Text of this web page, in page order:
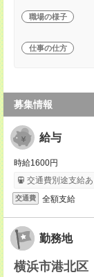
職場の様子
仕事の仕方
募集情報
給与
時給1600円
交通費別途支給あ
交通費 全額支給
勤務地
横浜市港北区